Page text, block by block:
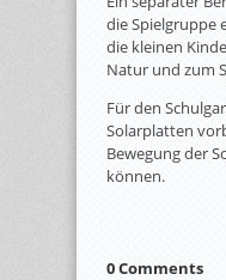
die Spielgruppe
die kleinen
Natur und zum
Für den
Solarplatten
Bewegung der
können.
0 Comments